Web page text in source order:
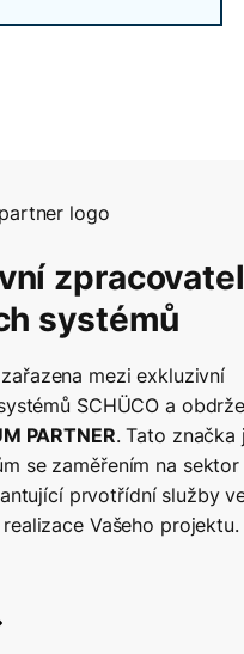
zpracovatel
systémů
mezi exkluzivní
SCHÜCO a
PARTNER. Tato značka
se zaměřením na sektor
prvotřídní služby
Vašeho projektu.